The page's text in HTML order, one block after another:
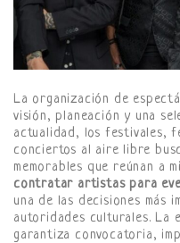
La organización de
visión, planeación y una
actualidad, los festivales,
conciertos al aire libre
memorables que reúnan a
contratar artistas para
una de las decisiones
autoridades culturales. La
garantiza convocatoria,